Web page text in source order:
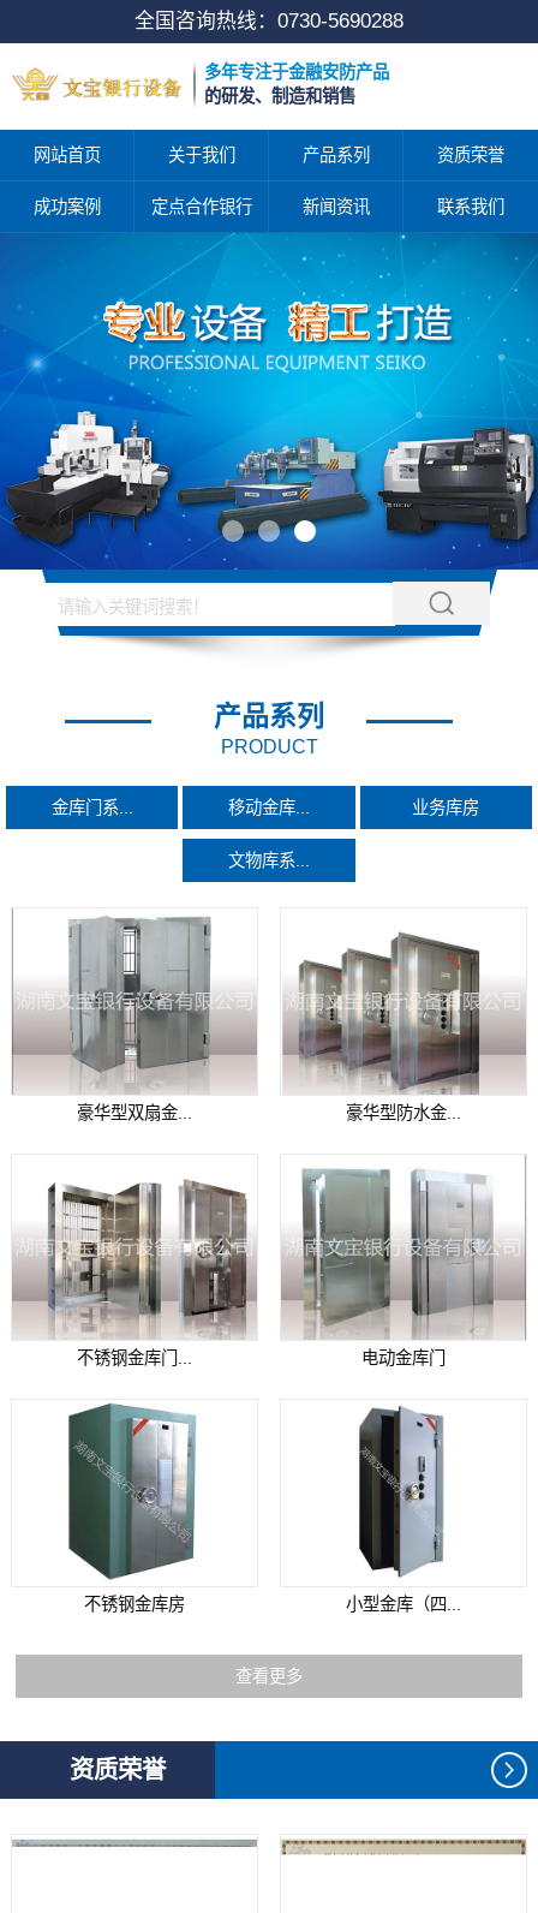
全国咨询热线： 0730-5690288
多年专注于金融安防产品
的研发、制造和销售
网站首页 关于我们 产品系列 资质荣誉
成功案例 定点合作银行 新闻资讯 联系我们
产品系列
PRODUCT
金库门系... 移动金库... 业务库房
文物库系...
豪华型双扇金... 豪华型防水金...
不锈钢金库门... 电动金库门
不锈钢金库房 小型金库（四...
查看更多
资质荣誉